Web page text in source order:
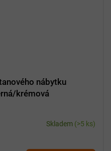
nábytku
krémová
Skladem (>5 ks)